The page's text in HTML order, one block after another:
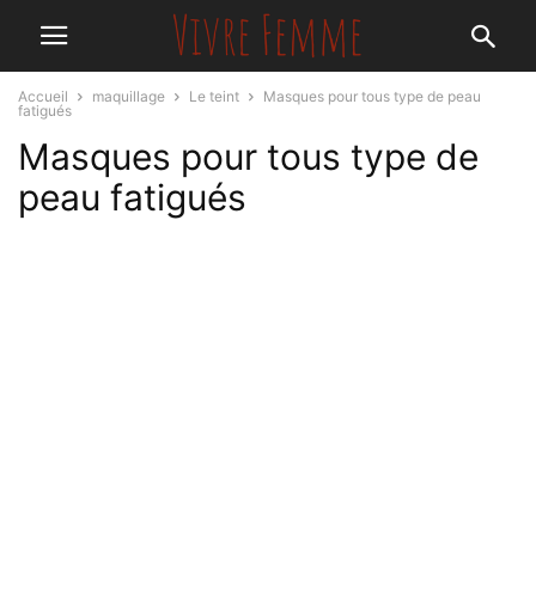
Accueil maquillage Le teint
Masques pour tous type de peau
fatigués
Masques pour tous type de
peau fatigués